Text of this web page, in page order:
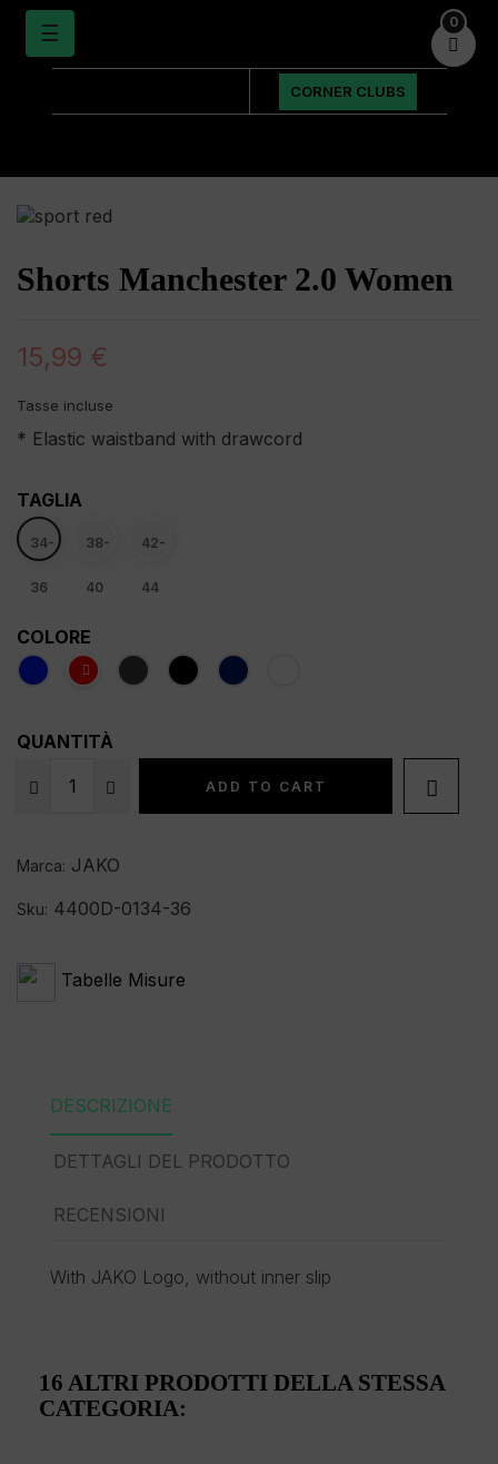
navigazione
Toggle
☰
CORNER CLUBS
Shorts Manchester 2.0 Women
15,99 €
Tasse incluse
* Elastic waistband with drawcord
TAGLIA
34-
36
38-
40
42-
44
COLORE
QUANTITÀ
ADD TO CART 
Marca: JAKO
Sku: 4400D-0134-36
Tabelle Misure
DESCRIZIONE
DETTAGLI DEL PRODOTTO
RECENSIONI
With JAKO Logo, without inner slip
16 ALTRI PRODOTTI DELLA STESSA
CATEGORIA:

0